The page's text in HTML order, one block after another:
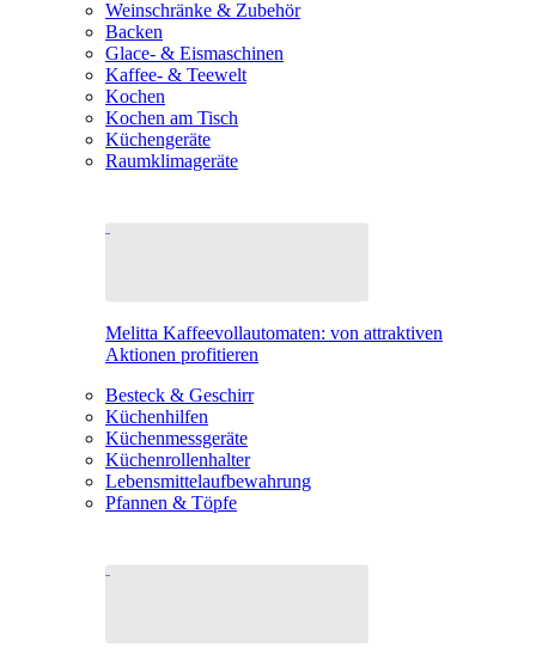
Weinschränke & Zubehör
Backen
Glace- & Eismaschinen
Kaffee- & Teewelt
Kochen
Kochen am Tisch
Küchengeräte
Raumklimageräte
Melitta Kaffeevollautomaten: von attraktiven
Aktionen profitieren
Besteck & Geschirr
Küchenhilfen
Küchenmessgeräte
Küchenrollenhalter
Lebensmittelaufbewahrung
Pfannen & Töpfe